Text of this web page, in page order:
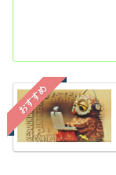
おすすめ